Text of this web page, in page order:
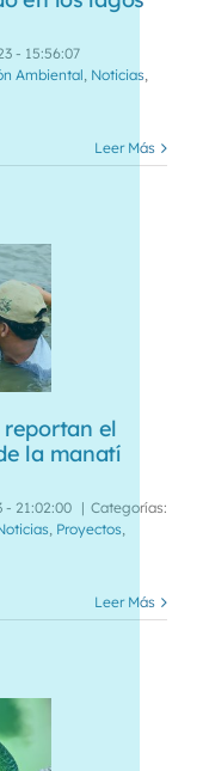
- 15:56:07
Ambiental, Noticias,
Leer Más
reportan el
la manatí
- 21:02:00 | Categorías:
, Proyectos,
Leer Más